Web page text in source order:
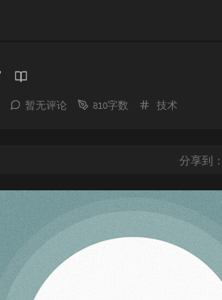
暂无评论 810字数
分
技术
分享到